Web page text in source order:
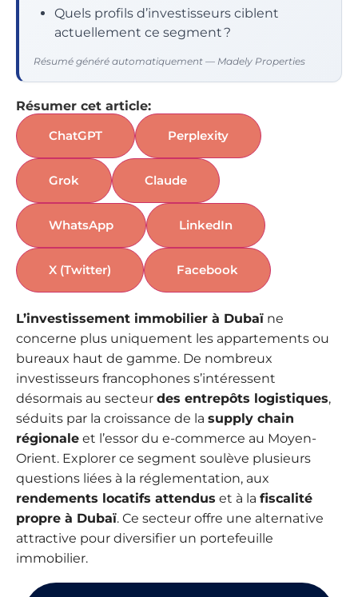
Quels profils d’investisseurs ciblent
actuellement ce segment ?
Résumé généré automatiquement — Madely Properties
Résumer cet article:
ChatGPT
Perplexity
Grok Claude
WhatsApp LinkedIn
X (Twitter) Facebook
L’investissement immobilier à Dubaï ne
concerne plus uniquement les appartements ou
bureaux haut de gamme. De nombreux
investisseurs francophones s’intéressent
désormais au secteur des entrepôts logistiques,
séduits par la croissance de la supply chain
régionale et l’essor du e-commerce au Moyen-
Orient. Explorer ce segment soulève plusieurs
questions liées à la réglementation, aux
rendements locatifs attendus et à la fiscalité
propre à Dubaï. Ce secteur offre une alternative
attractive pour diversifier un portefeuille
immobilier.